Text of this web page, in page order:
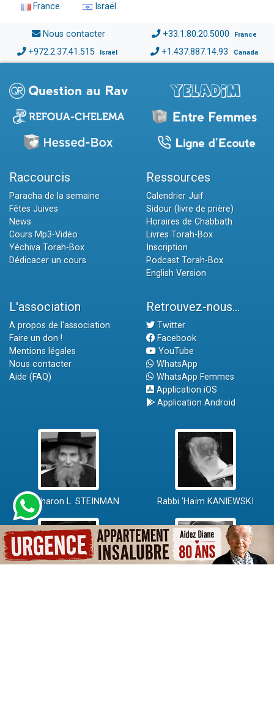
France
Israël
Nous contacter +33.1.80.20.5000 France
+972.2.37.41.515 Israël +1.437.887.14.93 Canada
Raccourcis
Paracha de la semaine
Fêtes Juives
News
Cours Mp3-Vidéo
Yéchiva Torah-Box
Dédicacer un cours
Ressources
Calendrier Juif
Sidour (livre de prière)
Horaires de Chabbath
Livres Torah-Box
Inscription
Podcast Torah-Box
English Version
L'association
A propos de l'association
Faire un don !
Mentions légales
Nous contacter
Aide (FAQ)
Retrouvez-nous...
Twitter
Facebook
YouTube
WhatsApp
WhatsApp Femmes
Application iOS
Application Android
Rav Aharon L. STEINMAN Rabbi 'Haïm KANIEWSKI